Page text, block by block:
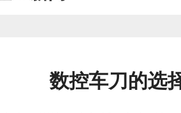
数控车刀的选